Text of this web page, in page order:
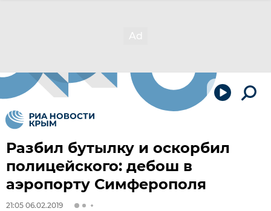
Разбил бутылку и оскорбил
полицейского: дебош в
аэропорту Симферополя
21:05 06.02.2019